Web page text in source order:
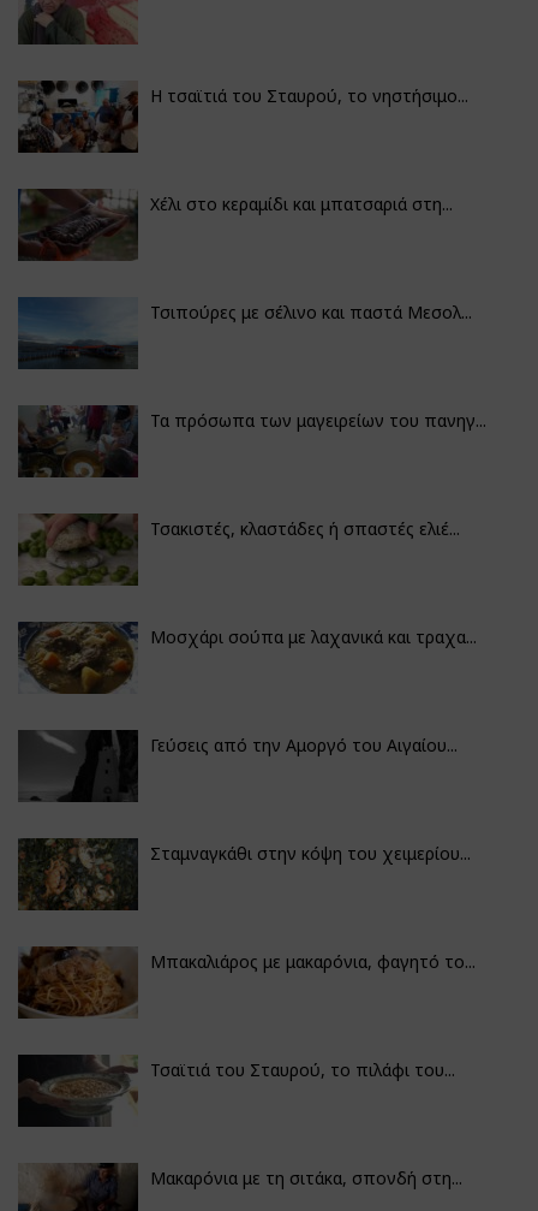
Η τσαϊτιά του Σταυρού, το νηστήσιμο...
Χέλι στο κεραμίδι και μπατσαριά στη...
Τσιπούρες με σέλινο και παστά Μεσολ...
Τα πρόσωπα των μαγειρείων του πανηγ...
Τσακιστές, κλαστάδες ή σπαστές ελιέ...
Μοσχάρι σούπα με λαχανικά και τραχα...
Γεύσεις από την Αμοργό του Αιγαίου...
Σταμναγκάθι στην κόψη του χειμερίου...
Μπακαλιάρος με μακαρόνια, φαγητό το...
Τσαϊτιά του Σταυρού, το πιλάφι του...
Μακαρόνια με τη σιτάκα, σπονδή στη...